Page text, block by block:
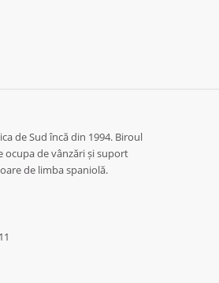
de Sud încă din 1994. Biroul
ocupa de vânzări și suport
de limba spaniolă.